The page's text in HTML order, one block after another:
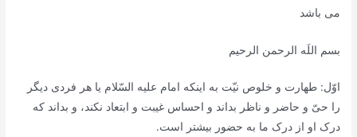
می باشد
بسم اللَه الرحمن الرحیم
اوّل: طهارت و خلوص نیّت به اینکه امام علیه السّلام یا هر فردی دیگر
را حیّ و حاضر و ناظر بداند و احساس غیبت و ابتعاد نکند، و بداند که
درک او از درک ما به حضور بیشتر است.